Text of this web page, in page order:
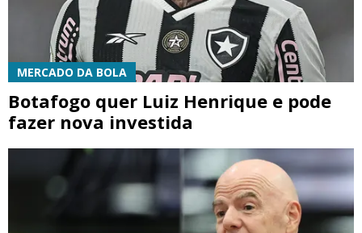
MERCADO DA BOLA
Botafogo quer Luiz Henrique e pode
fazer nova investida